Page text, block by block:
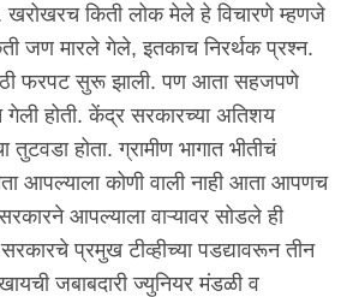
खरोखरच किती लोक मेले हे विचारणे म्हणजे
जण मारले गेले, इतकाच निरर्थक प्रश्न.
फरपट सुरू झाली. पण आता सहजपणे
होती. केंद्र सरकारच्या अतिशय
होता. ग्रामीण भागात भीतीचं
आपल्याला कोणी वाली नाही आता आपणच
आपल्याला वाऱ्यावर सोडले ही
प्रमुख टीव्हीच्या पडद्यावरून तीन
जबाबदारी ज्युनियर मंडळी व